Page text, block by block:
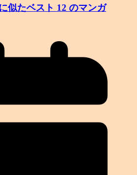
似たベスト 12 のマンガ